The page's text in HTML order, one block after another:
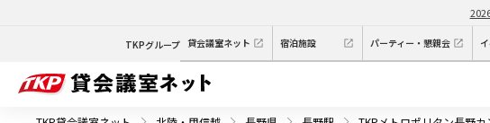
TKPグループ 貸会議室ネット 宿泊施設 パーティー・懇親会